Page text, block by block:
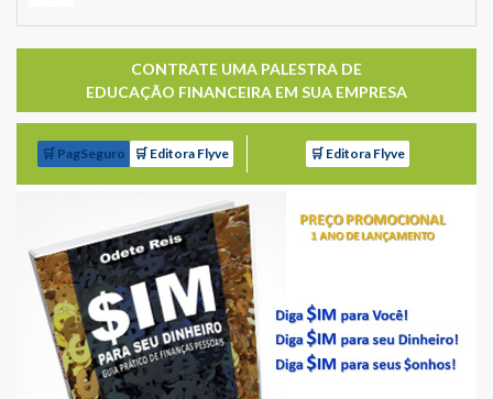
CONTRATE UMA PALESTRA DE
EDUCAÇÃO FINANCEIRA EM SUA EMPRESA
🛒 PagSeguro 🛒 Editora Flyve 🛒 Editora Flyve